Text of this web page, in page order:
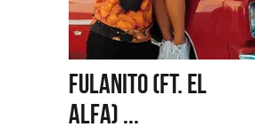
FULANITO (FT. EL
ALFA) ...